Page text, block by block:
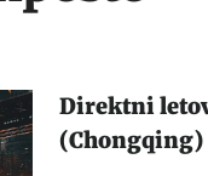
Direktni
(Chongqing)